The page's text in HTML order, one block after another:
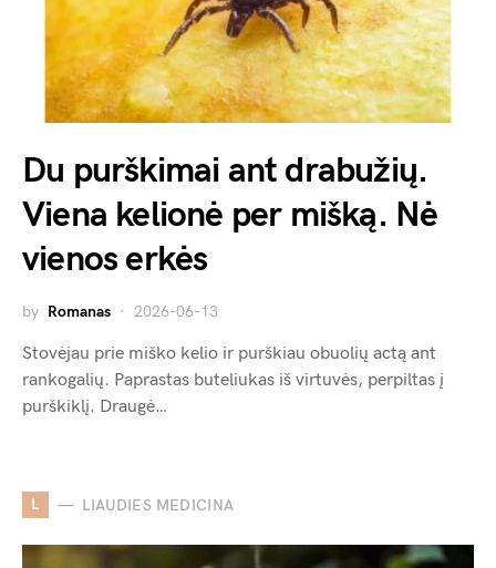
Du purškimai ant drabužių.
Viena kelionė per mišką. Nė
vienos erkės
by Romanas 2026-06-13
Stovėjau prie miško kelio ir purškiau obuolių actą ant
rankogalių. Paprastas buteliukas iš virtuvės, perpiltas į
purškiklį. Draugė…
L LIAUDIES MEDICINA